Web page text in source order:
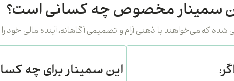
سمینار مخصوص چه کسانی است؟
این سمینار برای چه